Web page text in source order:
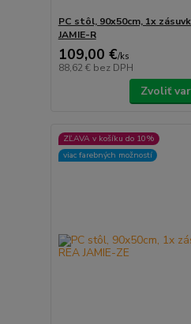
PC stôl, 90x50cm, 1x
JAMIE-R
109,00 €/ks
88,62 € bez DPH
Zvoliť
ZĽAVA v košíku do 10%
viac farebných možností